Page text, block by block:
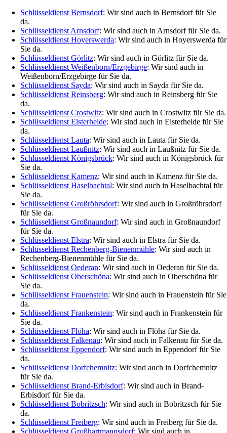
Schlüsseldienst Bernsdorf: Wir sind auch in Bernsdorf für Sie
da.
Schlüsseldienst Arnsdorf: Wir sind auch in Arnsdorf für Sie da.
Schlüsseldienst Hoyerswerda: Wir sind auch in Hoyerswerda für
Sie da.
Schlüsseldienst Görlitz: Wir sind auch in Görlitz für Sie da.
Schlüsseldienst Weißenborn/Erzgebirge: Wir sind auch in
Weißenborn/Erzgebirge für Sie da.
Schlüsseldienst Sayda: Wir sind auch in Sayda für Sie da.
Schlüsseldienst Reinsberg: Wir sind auch in Reinsberg für Sie
da.
Schlüsseldienst Crostwitz: Wir sind auch in Crostwitz für Sie da.
Schlüsseldienst Elsterheide: Wir sind auch in Elsterheide für Sie
da.
Schlüsseldienst Lauta: Wir sind auch in Lauta für Sie da.
Schlüsseldienst Laußnitz: Wir sind auch in Laußnitz für Sie da.
Schlüsseldienst Königsbrück: Wir sind auch in Königsbrück für
Sie da.
Schlüsseldienst Kamenz: Wir sind auch in Kamenz für Sie da.
Schlüsseldienst Haselbachtal: Wir sind auch in Haselbachtal für
Sie da.
Schlüsseldienst Großröhrsdorf: Wir sind auch in Großröhrsdorf
für Sie da.
Schlüsseldienst Großnaundorf: Wir sind auch in Großnaundorf
für Sie da.
Schlüsseldienst Elstra: Wir sind auch in Elstra für Sie da.
Schlüsseldienst Rechenberg-Bienenmühle: Wir sind auch in
Rechenberg-Bienenmühle für Sie da.
Schlüsseldienst Oederan: Wir sind auch in Oederan für Sie da.
Schlüsseldienst Oberschöna: Wir sind auch in Oberschöna für
Sie da.
Schlüsseldienst Frauenstein: Wir sind auch in Frauenstein für Sie
da.
Schlüsseldienst Frankenstein: Wir sind auch in Frankenstein für
Sie da.
Schlüsseldienst Flöha: Wir sind auch in Flöha für Sie da.
Schlüsseldienst Falkenau: Wir sind auch in Falkenau für Sie da.
Schlüsseldienst Eppendorf: Wir sind auch in Eppendorf für Sie
da.
Schlüsseldienst Dorfchemnitz: Wir sind auch in Dorfchemnitz
für Sie da.
Schlüsseldienst Brand-Erbisdorf: Wir sind auch in Brand-
Erbisdorf für Sie da.
Schlüsseldienst Bobritzsch: Wir sind auch in Bobritzsch für Sie
da.
Schlüsseldienst Freiberg: Wir sind auch in Freiberg für Sie da.
Schlüsseldienst Großhartmannsdorf: Wir sind auch in